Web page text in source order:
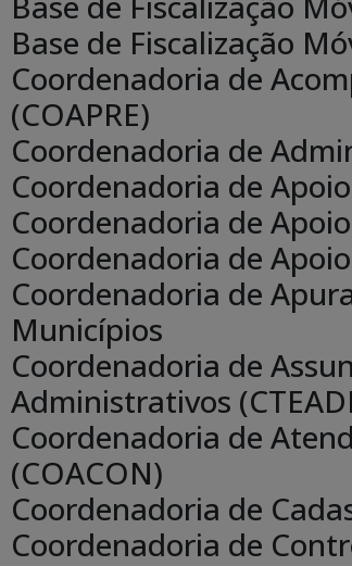
Base de Fiscalização
Coordenadoria de
(COAPRE)
Coordenadoria de
Coordenadoria de
Coordenadoria de
Coordenadoria de
Coordenadoria de
Municípios
Coordenadoria de
Administrativos
Coordenadoria de
(COACON)
Coordenadoria de
Coordenadoria de